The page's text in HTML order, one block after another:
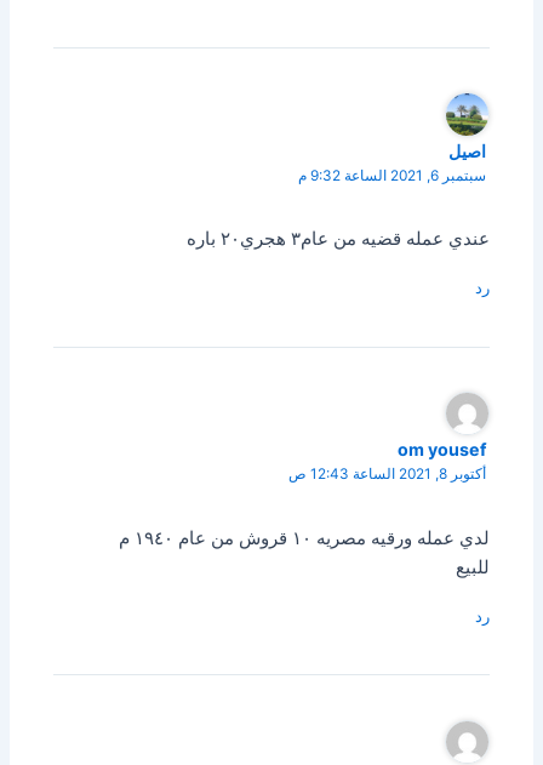
اصيل
سبتمبر 6, 2021 الساعة 9:32 م
عندي عمله قضيه من عام٣ هجري٢٠ باره
رد
om yousef
أكتوبر 8, 2021 الساعة 12:43 ص
لدي عمله ورقيه مصريه ١٠ قروش من عام ١٩٤٠ م
للبيع
رد